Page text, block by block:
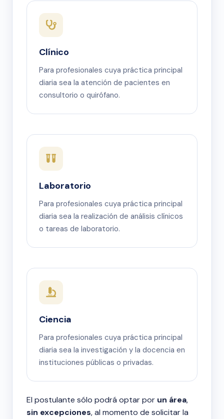
Clínico
Para profesionales cuya práctica principal
diaria sea la atención de pacientes en
consultorio o quirófano.
Laboratorio
Para profesionales cuya práctica principal
diaria sea la realización de análisis clínicos
o tareas de laboratorio.
Ciencia
Para profesionales cuya práctica principal
diaria sea la investigación y la docencia en
instituciones públicas o privadas.
El postulante sólo podrá optar por un área,
sin excepciones, al momento de solicitar la